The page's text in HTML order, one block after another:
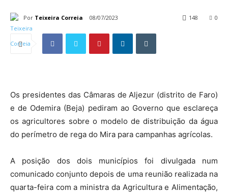
Por Teixeira Correia 08/07/2023 0
148
Os presidentes das Câmaras de Aljezur (distrito de Faro)
e de Odemira (Beja) pediram ao Governo que esclareça
os agricultores sobre o modelo de distribuição da água
do perímetro de rega do Mira para campanhas agrícolas.
A posição dos dois municípios foi divulgada num
comunicado conjunto depois de uma reunião realizada na
quarta-feira com a ministra da Agricultura e Alimentação,